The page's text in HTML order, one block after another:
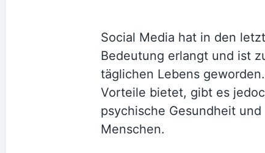
Social Media hat in den
Bedeutung erlangt und ist
täglichen Lebens
Vorteile bietet, gibt es
psychische Gesundheit
Menschen.